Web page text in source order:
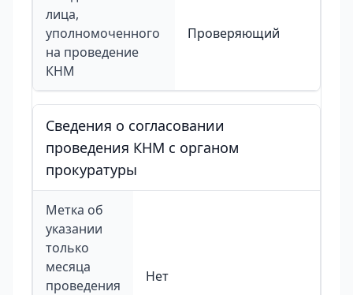
лица,
уполномоченного
на проведение
КНМ
Проверяющий
Сведения о согласовании
проведения КНМ с органом
прокуратуры
Метка об
указании
только
месяца
проведения
Нет